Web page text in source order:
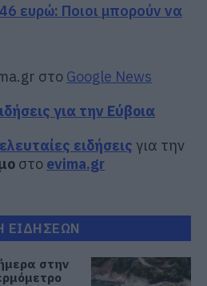
ευρώ: Ποιοι μπορούν να
στο Google News
για την Εύβοια
ειδήσεις για την
στο evima.gr
ΕΙΔΗΣΕΩΝ
στην